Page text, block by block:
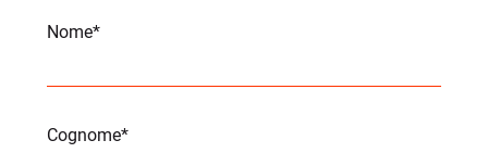
Nome*
Cognome*